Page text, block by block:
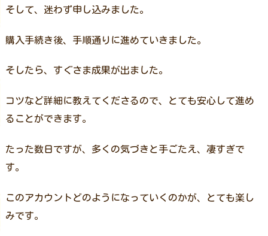
そして、迷わず申し込みました。
購入手続き後、手順通りに進めていきました。
そしたら、すぐさま成果が出ました。
コツなど詳細に教えてくださるので、とても安心して進め
ることができます。
たった数日ですが、多くの気づきと手ごたえ、凄すぎで
す。
このアカウントどのようになっていくのかが、とても楽し
みです。